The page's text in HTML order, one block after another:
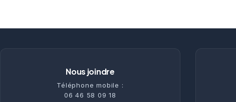
Nous joindre
Téléphone mobile :
06 46 58 09 18